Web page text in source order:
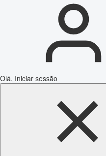
Olá, Iniciar sessão